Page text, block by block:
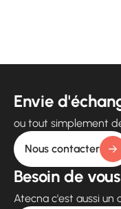
Envie
ou tout simplement
Nous contacter
Besoin de
Atecna c'est aussi